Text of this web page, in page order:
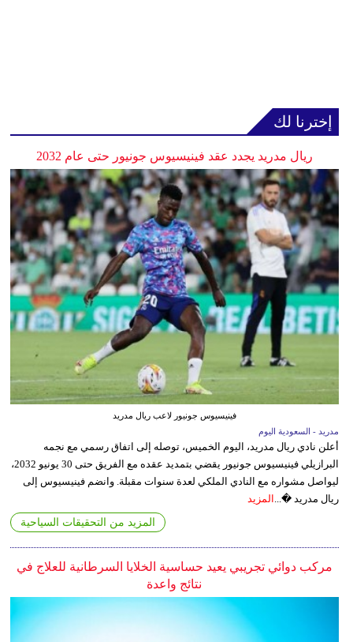
إخترنا لك
ريال مدريد يجدد عقد فينيسيوس جونيور حتى عام 2032
فينيسيوس جونيور لاعب ريال مدريد
مدريد - السعودية اليوم
أعلن نادي ريال مدريد، اليوم الخميس، توصله إلى اتفاق رسمي مع نجمه
البرازيلي فينيسيوس جونيور يقضي بتمديد عقده مع الفريق حتى 30 يونيو 2032،
ليواصل مشواره مع النادي الملكي لعدة سنوات مقبلة. وانضم فينيسيوس إلى
ريال مدريد �...
المزيد
المزيد من التحقيقات السياحية
مركب دوائي تجريبي يعيد حساسية الخلايا السرطانية للعلاج في
نتائج واعدة